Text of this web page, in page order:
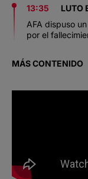
13:35
LUTO
AFA dispuso
por el
MÁS CONTENIDO